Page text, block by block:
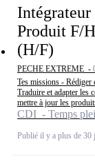
Produit F/
(H/F)
PECHE EXTREME -
Tes missions -
Traduire et adapter les
mettre à jour les
CDI - Temps
Publié il y a plus de 30